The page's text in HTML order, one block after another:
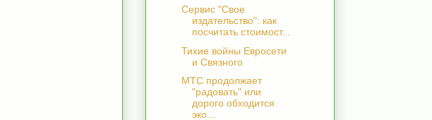
Сервис "Свое
издательство": как
посчитать стоимост...
Тихие войны Евросети
и Связного
МТС продолжает
"радовать" или
дорого обходится
эко...